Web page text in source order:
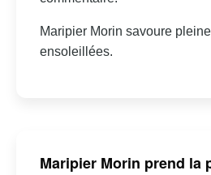
Maripier Morin savoure
ensoleillées.
Maripier Morin prend la